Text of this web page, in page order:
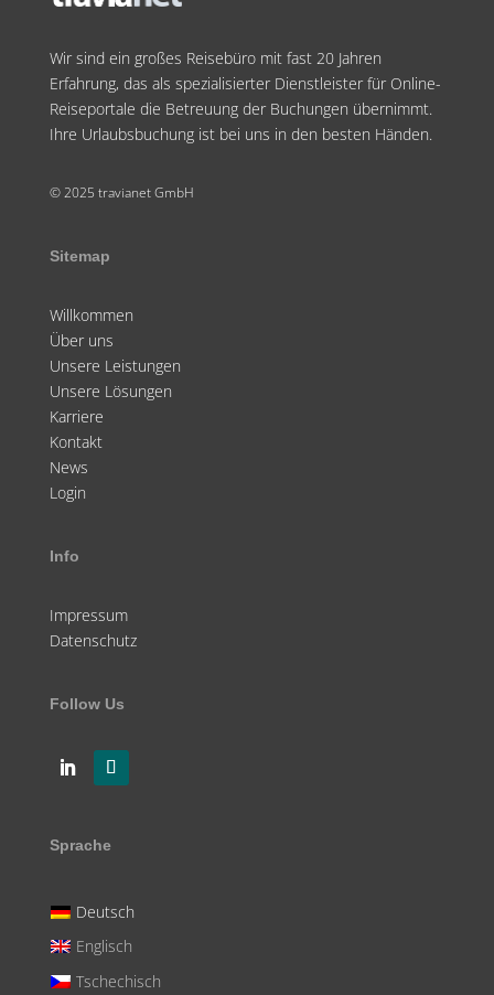
Wir sind ein großes Reisebüro mit fast 20 Jahren
Erfahrung, das als spezialisierter Dienstleister für Online-
Reiseportale die Betreuung der Buchungen übernimmt.
Ihre Urlaubsbuchung ist bei uns in den besten Händen.
© 2025 travianet GmbH
Sitemap
Willkommen
Über uns
Unsere Leistungen
Unsere Lösungen
Karriere
Kontakt
News
Login
Info
Impressum
Datenschutz
Follow Us
Sprache
Deutsch
Englisch
Tschechisch